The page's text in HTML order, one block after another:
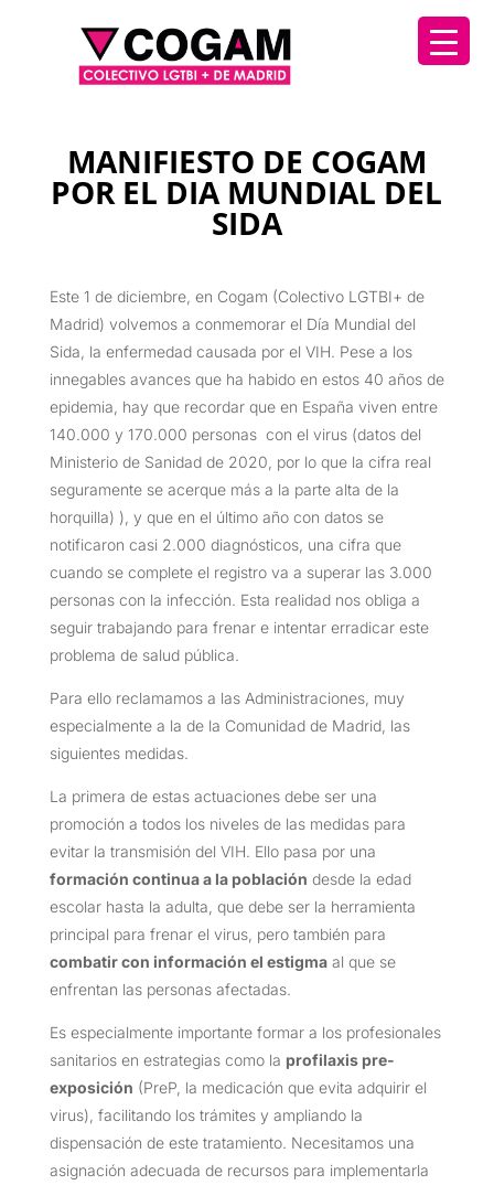
MANIFIESTO DE COGAM
POR EL DIA MUNDIAL DEL
SIDA
Este 1 de diciembre, en Cogam (Colectivo LGTBI+ de
Madrid) volvemos a conmemorar el Día Mundial del
Sida, la enfermedad causada por el VIH. Pese a los
innegables avances que ha habido en estos 40 años de
epidemia, hay que recordar que en España viven entre
140.000 y 170.000 personas con el virus (datos del
Ministerio de Sanidad de 2020, por lo que la cifra real
seguramente se acerque más a la parte alta de la
horquilla) ), y que en el último año con datos se
notificaron casi 2.000 diagnósticos, una cifra que
cuando se complete el registro va a superar las 3.000
personas con la infección. Esta realidad nos obliga a
seguir trabajando para frenar e intentar erradicar este
problema de salud pública.
Para ello reclamamos a las Administraciones, muy
especialmente a la de la Comunidad de Madrid, las
siguientes medidas.
La primera de estas actuaciones debe ser una
promoción a todos los niveles de las medidas para
evitar la transmisión del VIH. Ello pasa por una
formación continua a la población desde la edad
escolar hasta la adulta, que debe ser la herramienta
principal para frenar el virus, pero también para
combatir con información el estigmaal que se
enfrentan las personas afectadas.
Es especialmente importante formar a los profesionales
sanitarios en estrategias como la profilaxis pre-
exposición (PreP, la medicación que evita adquirir el
virus), facilitando los trámites y ampliando la
dispensación de este tratamiento. Necesitamos una
asignación adecuada de recursos para implementarla